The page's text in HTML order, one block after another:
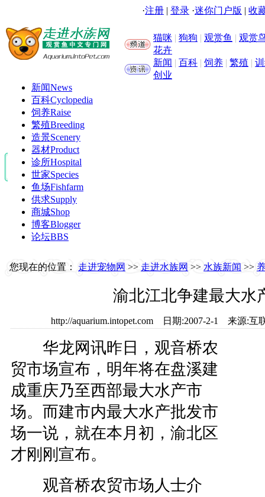
·注册 | 登录 ·迷你门户版 | 收
猫咪 | 狗狗 | 观赏鱼 | 观赏
花卉
新闻 | 百科 | 饲养 | 繁殖 |
创业
新闻News
百科Cyclopedia
饲养Raise
繁殖Breeding
造景Scenery
器材Product
诊所Hospital
世家Species
鱼场Fishfarm
供求Supply
商城Shop
博客Blogger
论坛BBS
您现在的位置： 走进宠物网 >> 走进水族网 >> 水族新闻 >>
渝北江北争建最大水
http://aquarium.intopet.com 日期:2007-2-1 来源:
华龙网讯昨日，观音桥农
贸市场宣布，明年将在盘溪建
成重庆乃至西部最大水产市
场。而建市内最大水产批发市
场一说，就在本月初，渝北区
才刚刚宣布。
观音桥农贸市场人士介